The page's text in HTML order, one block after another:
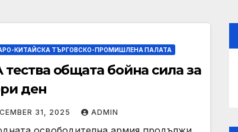
КИТАЙСКА ТЪРГОВСКО-ПРОМИШЛЕНА ПАЛАТА
тества общата бойна сила за
ден
31, 2025 ADMIN